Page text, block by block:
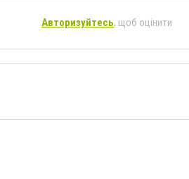
Авторизуйтесь, щоб оцінити